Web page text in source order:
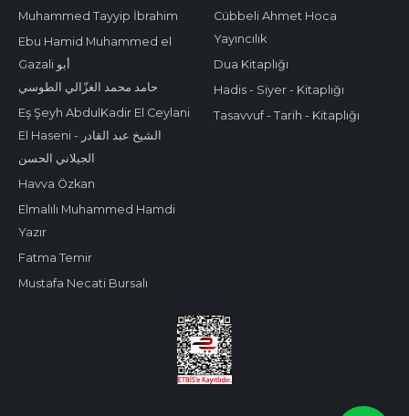
Muhammed Tayyip İbrahim
Ebu Hamid Muhammed el
Gazali أبو
حامد محمد الغزّالي الطوسي
Eş Şeyh AbdulKadir El Ceylani
El Haseni - الشيخ عبد القادر
الجيلاني الحسن
Havva Özkan
Elmalılı Muhammed Hamdi
Yazır
Fatma Temir
Mustafa Necati Bursalı
Cübbeli Ahmet Hoca
Yayıncılık
Dua Kitaplığı
Hadis - Siyer - Kitaplığı
Tasavvuf - Tarih - Kitaplığı